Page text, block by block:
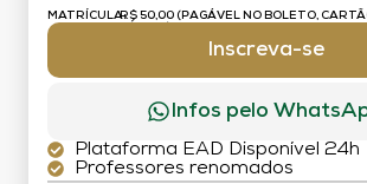
MATRÍCULA:R$ 50,00 (PAGÁVEL NO BOLETO,
Inscreva-se
Infos pelo
Plataforma EAD Disponível 24h
Professores renomados